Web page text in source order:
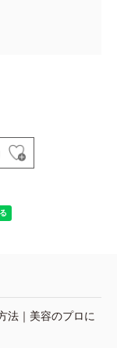
法｜美容のプロに